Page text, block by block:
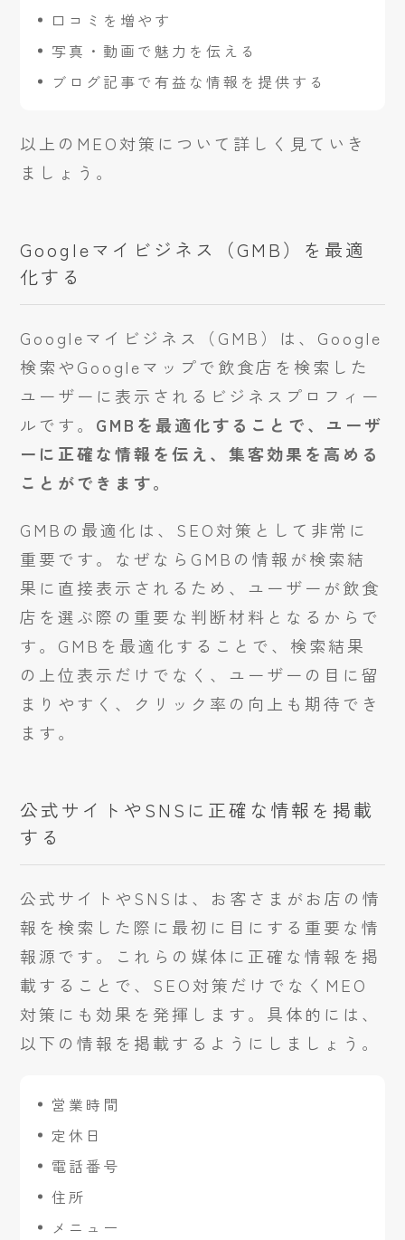
口コミを増やす
写真・動画で魅力を伝える
ブログ記事で有益な情報を提供する
以上のMEO対策について詳しく見ていき
ましょう。
Googleマイビジネス（GMB）を最適
化する
Googleマイビジネス（GMB）は、Google
検索やGoogleマップで飲食店を検索した
ユーザーに表示されるビジネスプロフィー
ルです。 GMBを最適化することで、ユーザ
ーに正確な情報を伝え、集客効果を高める
ことができます。
GMBの最適化は、SEO対策として非常に
重要です。なぜならGMBの情報が検索結
果に直接表示されるため、ユーザーが飲食
店を選ぶ際の重要な判断材料となるからで
す。GMBを最適化することで、検索結果
の上位表示だけでなく、ユーザーの目に留
まりやすく、クリック率の向上も期待でき
ます。
公式サイトやSNSに正確な情報を掲載
する
公式サイトやSNSは、お客さまがお店の情
報を検索した際に最初に目にする重要な情
報源です。これらの媒体に正確な情報を掲
載することで、SEO対策だけでなくMEO
対策にも効果を発揮します。具体的には、
以下の情報を掲載するようにしましょう。
営業時間
定休日
電話番号
住所
メニュー